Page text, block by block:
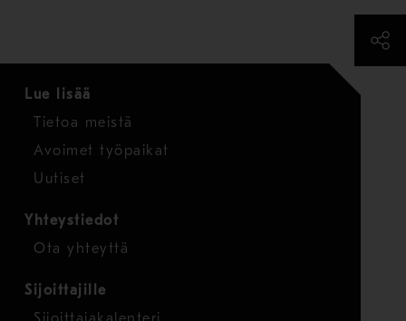
Lue lisää
Tietoa meistä
Avoimet työpaikat
Uutiset
Yhteystiedot
Ota yhteyttä
Sijoittajille